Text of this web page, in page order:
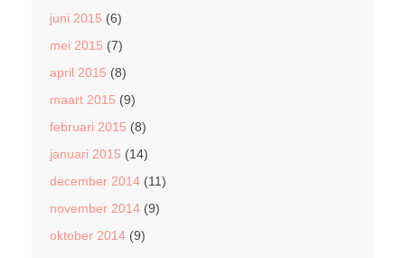
juni 2015 (6)
mei 2015 (7)
april 2015 (8)
maart 2015 (9)
februari 2015 (8)
januari 2015 (14)
december 2014(11)
november 2014(9)
oktober 2014(9)